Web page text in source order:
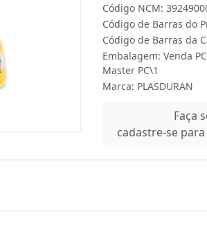
Código NCM:
Código de Barras do
Código de Barras da
Embalagem: Venda
Master PC\1
Marca: PLASDURAN
Faça
cadastre-se